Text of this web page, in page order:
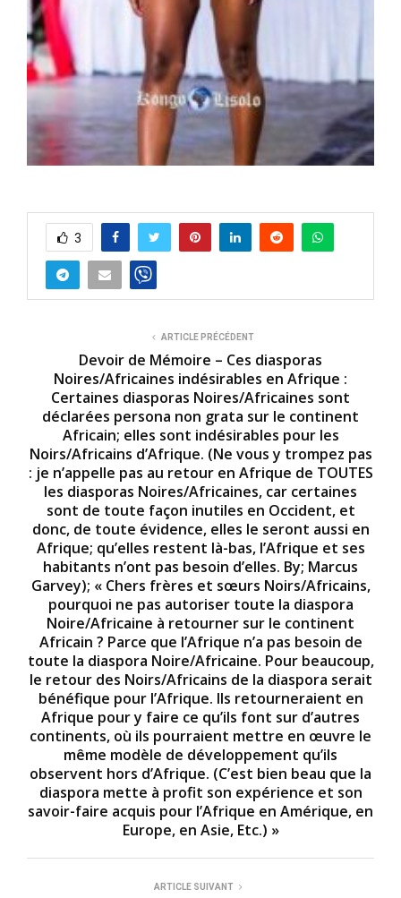
3
ARTICLE PRÉCÉDENT
Devoir de Mémoire – Ces diasporas
Noires/Africaines indésirables en Afrique :
Certaines diasporas Noires/Africaines sont
déclarées persona non grata sur le continent
Africain; elles sont indésirables pour les
Noirs/Africains d’Afrique. (Ne vous y trompez pas
: je n’appelle pas au retour en Afrique de TOUTES
les diasporas Noires/Africaines, car certaines
sont de toute façon inutiles en Occident, et
donc, de toute évidence, elles le seront aussi en
Afrique; qu’elles restent là-bas, l’Afrique et ses
habitants n’ont pas besoin d’elles. By; Marcus
Garvey); « Chers frères et sœurs Noirs/Africains,
pourquoi ne pas autoriser toute la diaspora
Noire/Africaine à retourner sur le continent
Africain ? Parce que l’Afrique n’a pas besoin de
toute la diaspora Noire/Africaine. Pour beaucoup,
le retour des Noirs/Africains de la diaspora serait
bénéfique pour l’Afrique. Ils retourneraient en
Afrique pour y faire ce qu’ils font sur d’autres
continents, où ils pourraient mettre en œuvre le
même modèle de développement qu’ils
observent hors d’Afrique. (C’est bien beau que la
diaspora mette à profit son expérience et son
savoir-faire acquis pour l’Afrique en Amérique, en
Europe, en Asie, Etc.) »
ARTICLE SUIVANT